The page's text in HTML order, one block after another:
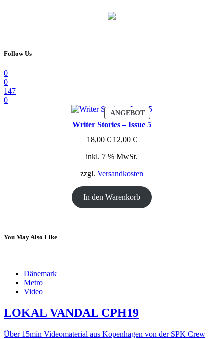
Follow Us
0
0
147
0
ANGEBOTPRODUKT
IM
ANGEBOT
Writer Stories – Issue 5
18,00€ Ursprünglicher
war:
12,00 €Aktueller
ist:
inkl. 7 % MwSt.
zzgl. Versandkosten
In den Warenkorb
You May Also Like
Dänemark
Metro
Video
LOKAL VANDAL CPH19
Über 15min Videomaterial aus Kopenhagen von der SPK Crew